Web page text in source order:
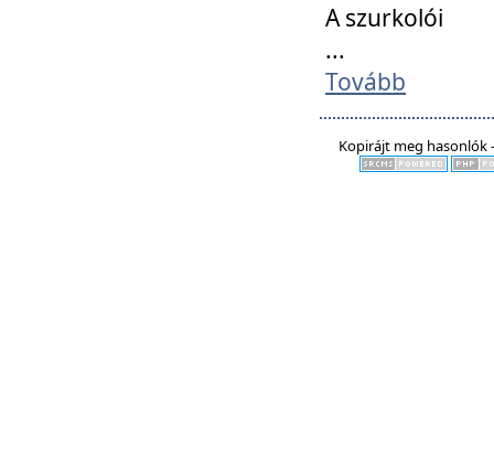
A szurkolói
...
Tovább
Kopirájt meg hasonlók